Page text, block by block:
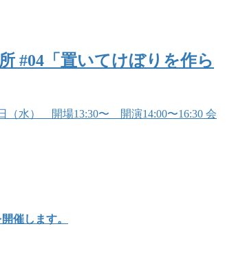
#04「置いてけぼりを作ら
（水） 開場13:30〜 開演14:00〜16:30 会
催します。